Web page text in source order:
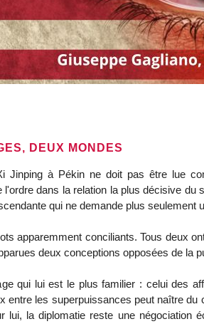
DEUX MONDES
Jinping à Pékin ne doit pas être lue
dans la relation la plus décisive
qui ne demande plus
apparemment conciliants. Tous deux
deux conceptions opposées de la
qui lui est le plus familier : celui des
entre les superpuissances peut naître
lui, la diplomatie reste une